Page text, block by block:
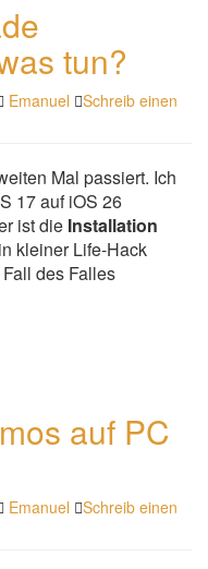
tun?
Emanuel
Schreib einen
Mal passiert. Ich
17 auf iOS 26
ist die Installation
kleiner Life-Hack
des Falles
auf PC
Emanuel
Schreib einen